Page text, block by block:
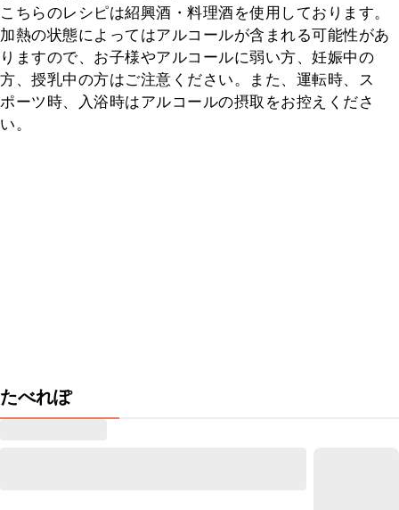
こちらのレシピは紹興酒・料理酒を使用しております。
加熱の状態によってはアルコールが含まれる可能性があ
りますので、お子様やアルコールに弱い方、妊娠中の
方、授乳中の方はご注意ください。また、運転時、ス
ポーツ時、入浴時はアルコールの摂取をお控えくださ
い。
たべれぽ